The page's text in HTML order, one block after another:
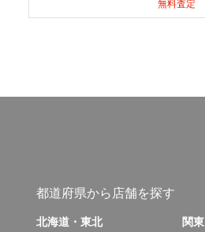
無料査定
都道府県から店舗を探す
北海道・東北 関東